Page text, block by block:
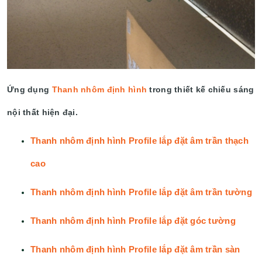
Ứng dụng Thanh nhôm định hình trong thiết kế chiếu sáng
nội thất hiện đại.
Thanh nhôm định hình Profile lắp đặt âm trần thạch
cao
Thanh nhôm định hình Profile lắp đặt âm trần tường
Thanh nhôm định hình Profile lắp đặt góc tường
Thanh nhôm định hình Profile lắp đặt âm trần sàn